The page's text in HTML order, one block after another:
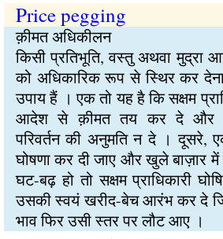
Price pegging
क़ीमत अधिकीलन
किसी प्रतिभूति, वस्तु अथवा मुद्रा
को अधिकारिक रूप से स्थिर कर
उपाय हैं । एक तो यह है कि सक्षम
आदेश से क़ीमत तय कर दे और
परिवर्तन की अनुमति न दे । दूसरे,
घोषणा कर दी जाए और खुले बाज़ार
घट-बढ़ हो तो सक्षम प्राधिकारी
उसकी स्वयं खरीद-बेच आरंभ कर दे
भाव फिर उसी स्तर पर लौट आए ।